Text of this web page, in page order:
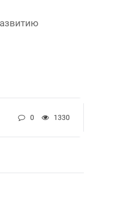
0 1330